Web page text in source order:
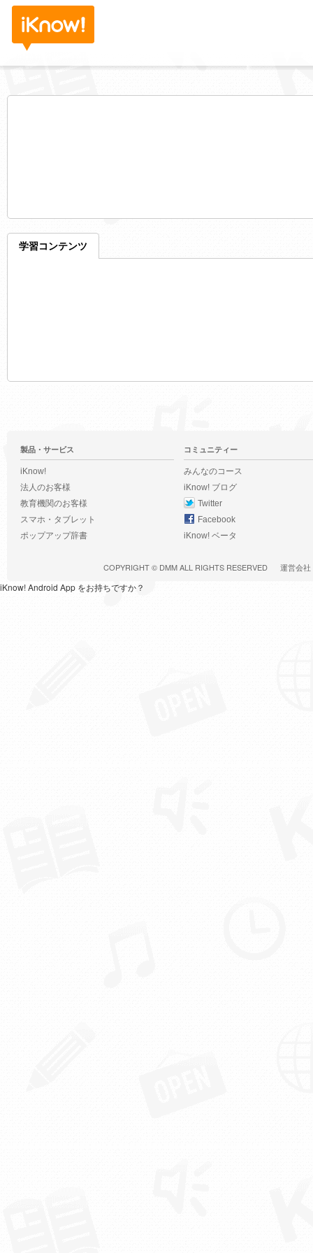
学習コンテンツ
製品・サービス
iKnow!
法人のお客様
教育機関のお客様
スマホ・タブレット
ポップアップ辞書
コミュニティー
みんなのコース
iKnow! ブログ
Twitter
Facebook
iKnow! ベータ
COPYRIGHT © DMMALL RIGHTS RESERVED 運営会社
iKnow! Android App をお持ちですか？